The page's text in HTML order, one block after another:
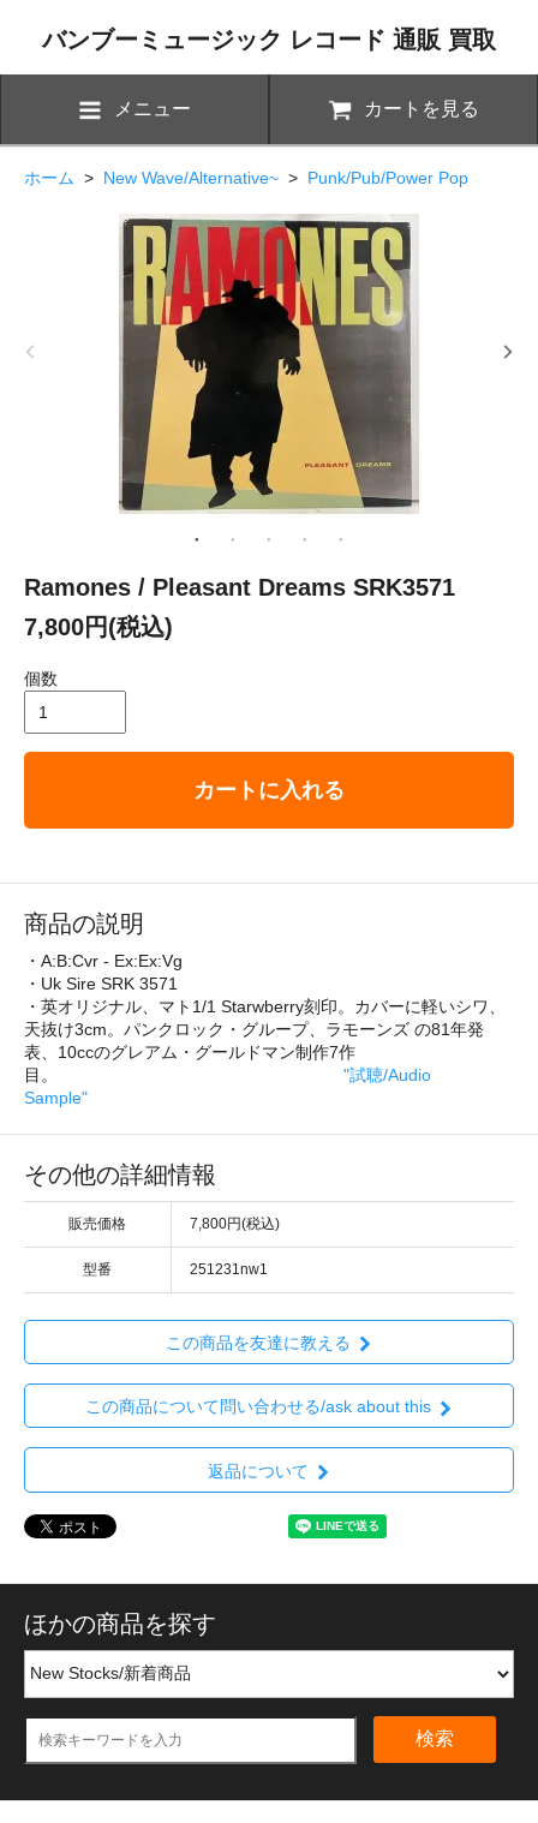
バンブーミュージック レコード 通販 買取
メニュー カートを見る
ホーム > New Wave/Alternative~ > Punk/Pub/Power Pop
Ramones / Pleasant Dreams SRK3571
7,800円(税込)
個数
カートに入れる
商品の説明
・A:B:Cvr - Ex:Ex:Vg
・Uk Sire SRK 3571
・英オリジナル、マト1/1 Starwberry刻印。カバーに軽いシワ、
天抜け3cm。パンクロック・グループ、ラモーンズ の81年発
表、10ccのグレアム・グールドマン制作7作
目。 "試聴/Audio
Sample"
その他の詳細情報
販売価格 7,800円(税込)
型番 251231nw1
この商品を友達に教える
この商品について問い合わせる/ask about this
返品について
ほかの商品を探す
検索